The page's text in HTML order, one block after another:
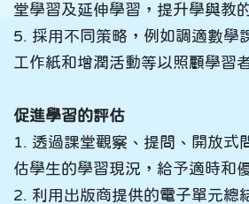
堂學習及延伸學習，提升學與教
5. 採用不同策略，例如調適數學
工作紙和增潤活動等以照顧學習
促進學習的評估
1. 透過課堂觀察、提問、開放式
估學生的學習現況，給予適時和
2. 利用出版商提供的電子單元總